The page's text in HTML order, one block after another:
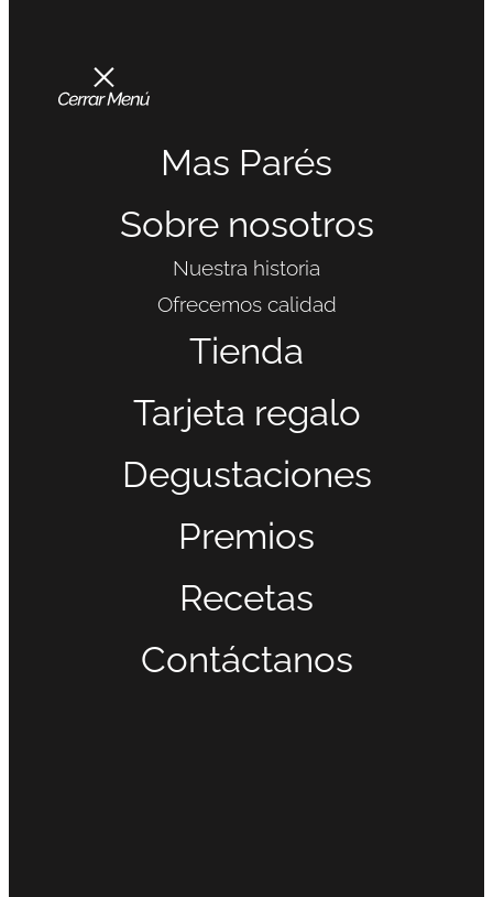
Mas Parés
Sobre nosotros
Nuestra historia
Ofrecemos calidad
Tienda
Tarjeta regalo
Degustaciones
Premios
Recetas
Contáctanos